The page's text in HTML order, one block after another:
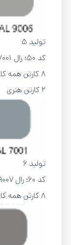
تولید 5
کد 50؛ رال 7001 ، گرافیتی المان، 430
8 کارتن همه کاره
2 کارتن هنری
تولید 6
کد 60؛ رال 9007
8 کارتن همه کاره